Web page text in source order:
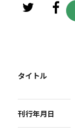
タイトル
刊行年月日